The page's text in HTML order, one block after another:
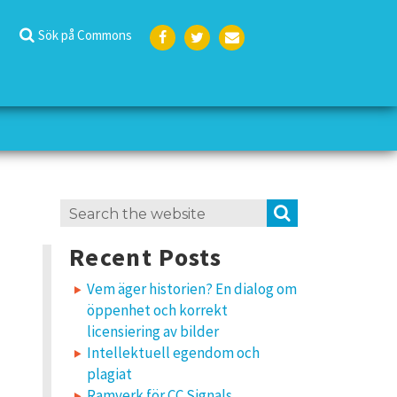
Sök på Commons
k
Search
Recent Posts
Vem äger historien? En dialog om
öppenhet och korrekt
licensiering av bilder
Intellektuell egendom och
plagiat